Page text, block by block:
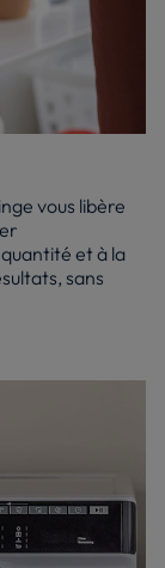
vous libère
et à la
sans